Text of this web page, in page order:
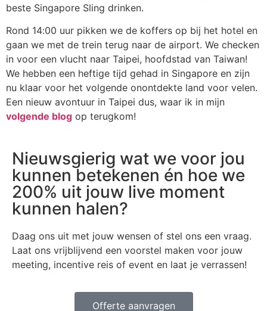
beste Singapore Sling drinken.
Rond 14:00 uur pikken we de koffers op bij het hotel en
gaan we met de trein terug naar de airport. We checken
in voor een vlucht naar Taipei, hoofdstad van Taiwan!
We hebben een heftige tijd gehad in Singapore en zijn
nu klaar voor het volgende onontdekte land voor velen.
Een nieuw avontuur in Taipei dus, waar ik in mijn
volgende blog op terugkom!
Nieuwsgierig wat we voor jou
kunnen betekenen én hoe we
200% uit jouw live moment
kunnen halen?
Daag ons uit met jouw wensen of stel ons een vraag.
Laat ons vrijblijvend een voorstel maken voor jouw
meeting, incentive reis of event en laat je verrassen!
Offerte aanvragen